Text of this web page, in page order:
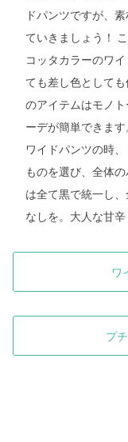
ドパンツですが、
ていきましょう！
コッタカラーのワ
ても差し色として
のアイテムはモノ
ーデが簡単できます
ワイドパンツの時
ものを選び、全体
は全て黒で統一し
なしを。大人な甘辛
ワ
プ